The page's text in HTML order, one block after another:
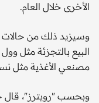
الأخرى خلال العام.
وسيزيد ذلك من حالات
البيع بالتجزئة مثل
مصنعي الأغذية مثل
وبحسب "رويترز"، قال